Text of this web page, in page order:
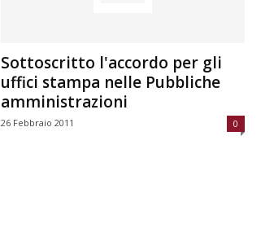
Sottoscritto l'accordo per gli
uffici stampa nelle Pubbliche
amministrazioni
26 Febbraio 2011 0